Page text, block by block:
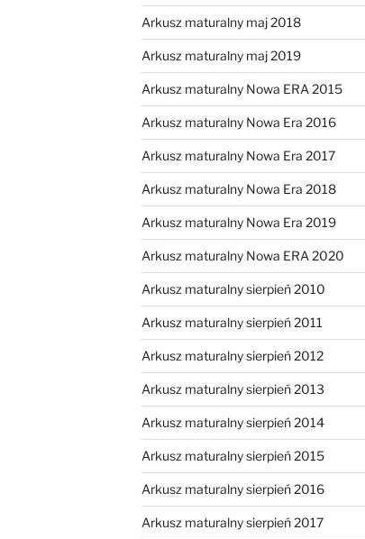
Arkusz maturalny maj 2018
Arkusz maturalny maj 2019
Arkusz maturalny Nowa ERA 2015
Arkusz maturalny Nowa Era 2016
Arkusz maturalny Nowa Era 2017
Arkusz maturalny Nowa Era 2018
Arkusz maturalny Nowa Era 2019
Arkusz maturalny Nowa ERA 2020
Arkusz maturalny sierpień 2010
Arkusz maturalny sierpień 2011
Arkusz maturalny sierpień 2012
Arkusz maturalny sierpień 2013
Arkusz maturalny sierpień 2014
Arkusz maturalny sierpień 2015
Arkusz maturalny sierpień 2016
Arkusz maturalny sierpień 2017